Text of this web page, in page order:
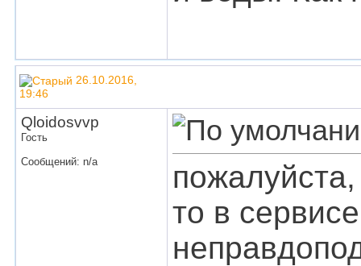
26.10.2016,
19:46
Qloidosvvp
Гость
Сообщений: n/a
то в